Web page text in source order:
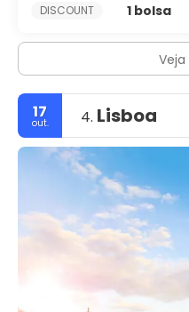
DISCOUNT
1 bolsa
17
out. 4. Lisboa